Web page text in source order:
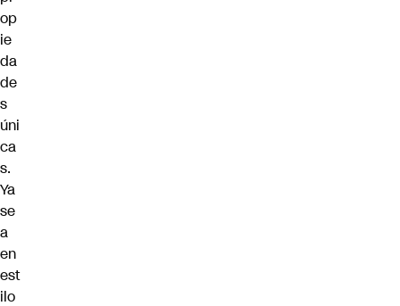
op
ie
da
de
s
úni
ca
s.
Ya
se
a
en
est
ilo